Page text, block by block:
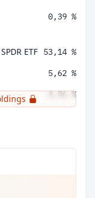
0,39 %
ETF
53,14 %
5,62 %
4,96 %